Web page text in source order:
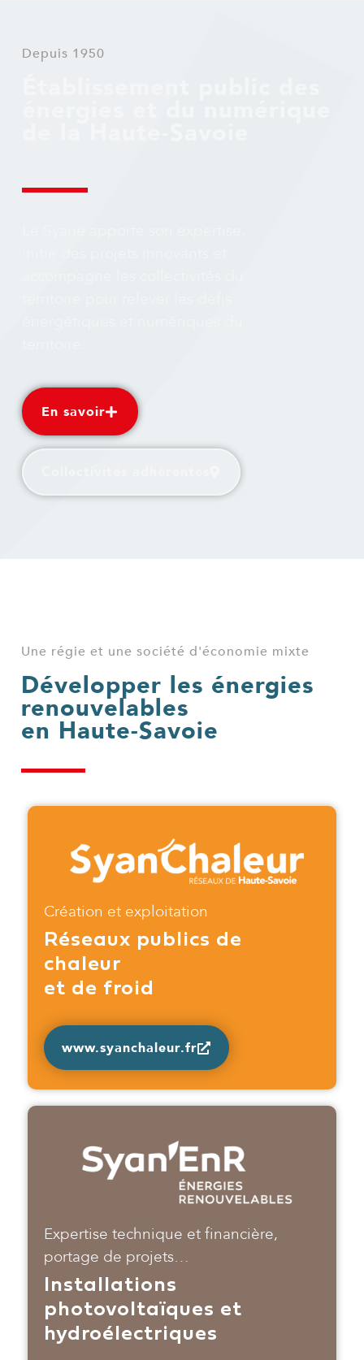
Depuis 1950
En savoir
Une régie et une société d'économie mixte
Développer les énergies
renouvelables
en Haute-Savoie
Création et exploitation
Réseaux publics de
chaleur
et de froid
www.syanchaleur.fr
Expertise technique et financière,
portage de projets…
Installations
photovoltaïques et
hydroélectriques